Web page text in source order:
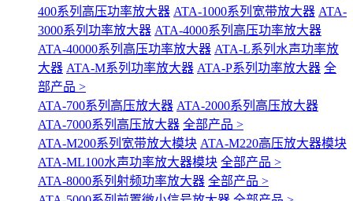
400系列高压功率放大器 ATA-1000系列宽带放大器 ATA-
3000系列功率放大器 ATA-4000系列高压功率放大器
ATA-40000系列高压功率放大器 ATA-L系列水声功率放
大器 ATA-M系列功率放大器 ATA-P系列功率放大器 全
部产品 >
ATA-700系列高压放大器 ATA-2000系列高压放大器
ATA-7000系列高压放大器 全部产品 >
ATA-M200系列宽带放大模块 ATA-M220高压放大器模块
ATA-ML100水声功率放大器模块 全部产品 >
ATA-8000系列射频功率放大器 全部产品 >